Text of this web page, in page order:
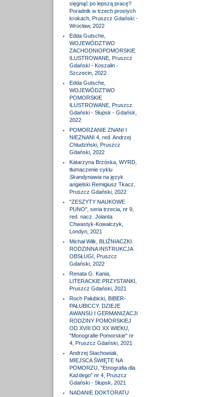
sięgnąć po lepszą pracę?
Poradnik w trzech prostych
krokach, Pruszcz Gdański -
Wrocław, 2022
Edda Gutsche,
WOJEWÓDZTWO
ZACHODNIOPOMORSKIE
ILUSTROWANE, Pruszcz
Gdański - Koszalin -
Szczecin, 2022
Edda Gutsche,
WOJEWÓDZTWO
POMORSKIE
ILUSTROWANE, Pruszcz
Gdański - Słupsk - Gdańsk,
2022
POMORZANIE ZNANI I
NIEZNANI 4, red. Andrzej
Chludziński, Pruszcz
Gdański, 2022
Katarzyna Brzóska, WYRD,
tłumaczenie cyklu
Skandynawiana język
angielski Remigiusz Tkacz,
Pruszcz Gdański, 2022
"ZESZYTY NAUKOWE
PUNO", seria trzecia, nr 9,
red. nacz. Jolanta
Chwastyk-Kowalczyk,
Londyn, 2021
Michał Wilk, BLIŹNIACZKI.
RODZINNA INSTRUKCJA
OBSŁUGI, Pruszcz
Gdański, 2022
Renata G. Kania,
LITERACKIE PRZYSTANKI,
Pruszcz Gdański, 2021
Roch Pałubicki, BIBER-
PAŁUBICCY. DZIEJE
AWANSU I GERMANIZACJI
RODZINY POMORSKIEJ
OD XVIII DO XX WIEKU,
"Monografie Pomorskie" nr
4, Pruszcz Gdański, 2021
Andrzej Stachowiak,
MIEJSCA ŚWIĘTE NA
POMORZU, "Etnografia dla
Każdego" nr 4, Pruszcz
Gdański - Słupsk, 2021
NADANIE DOKTORATU